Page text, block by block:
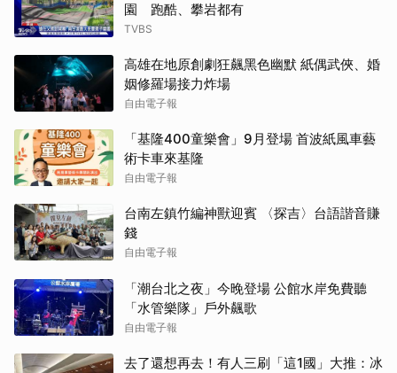
園 跑酷、攀岩都有
TVBS
高雄在地原創劇狂飆黑色幽默 紙偶武俠、婚
姻修羅場接力炸場
自由電子報
「基隆400童樂會」9月登場 首波紙風車藝
術卡車來基隆
自由電子報
台南左鎮竹編神獸迎賓 〈探吉〉台語諧音賺
錢
自由電子報
「潮台北之夜」今晚登場 公館水岸免費聽
「水管樂隊」戶外飆歌
自由電子報
去了還想再去！有人三刷「這1國」大推：冰